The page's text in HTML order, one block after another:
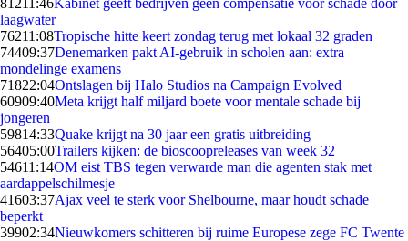
81211:46Kabinet geeft bedrijven geen compensatie voor schade door
laagwater
76211:08Tropische hitte keert zondag terug met lokaal 32 graden
74409:37Denemarken pakt AI-gebruik in scholen aan: extra
mondelinge examens
71822:04Ontslagen bij Halo Studios na Campaign Evolved
60909:40Meta krijgt half miljard boete voor mentale schade bij
jongeren
59814:33Quake krijgt na 30 jaar een gratis uitbreiding
56405:00Trailers kijken: de bioscoopreleases van week 32
54611:14OM eist TBS tegen verwarde man die agenten stak met
aardappelschilmesje
41603:37Ajax veel te sterk voor Shelbourne, maar houdt schade
beperkt
39902:34Nieuwkomers schitteren bij ruime Europese zege FC Twente